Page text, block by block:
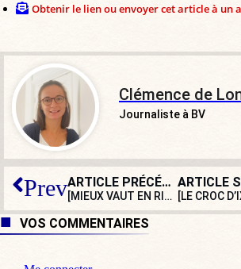
Obtenir le lien ou envoyer cet article à un
Clémence de
Journaliste à BV
Prev ARTICLE PRÉCÉDENT
[MIEUX VAUT EN RIRE] Immense surprise :
VOS COMMENTAIRES